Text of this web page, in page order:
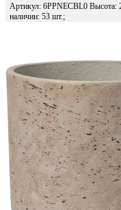
Артикул: 6PPNECBL0
наличии: 53 шт.;